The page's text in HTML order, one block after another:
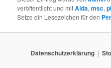
veröffentlicht und mitAida,msc,
Setze ein Lesezeichen für den
Datenschutzerklärung